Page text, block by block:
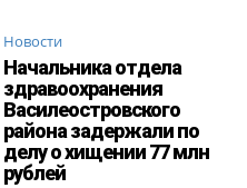
Новости
Начальника отдела
здравоохранения
Василеостровского
района задержали по
делу о хищении 77 млн
рублей